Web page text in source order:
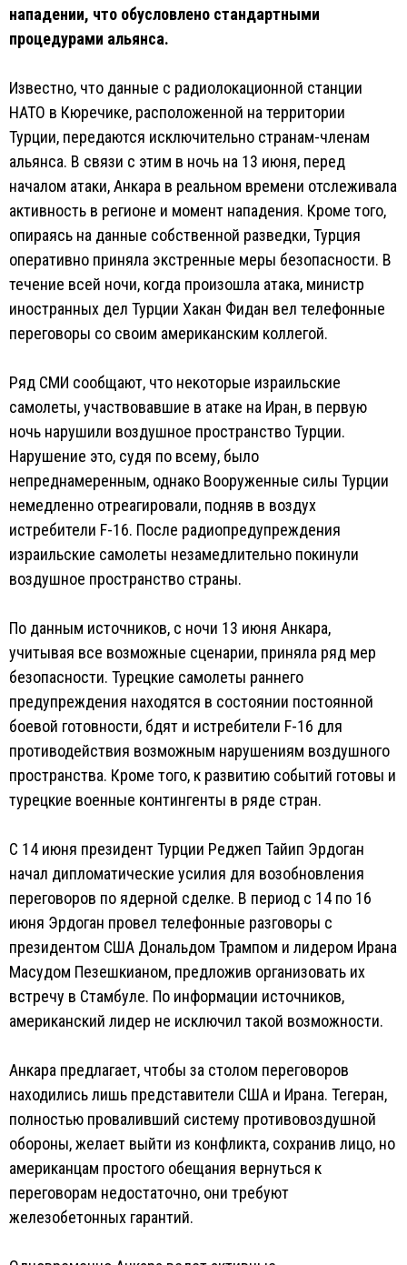
нападении, что обусловлено стандартными
процедурами альянса.
Известно, что данные с радиолокационной станции
НАТО в Кюречике, расположенной на территории
Турции, передаются исключительно странам-членам
альянса. В связи с этим в ночь на 13 июня, перед
началом атаки, Анкара в реальном времени отслеживала
активность в регионе и момент нападения. Кроме того,
опираясь на данные собственной разведки, Турция
оперативно приняла экстренные меры безопасности. В
течение всей ночи, когда произошла атака, министр
иностранных дел Турции Хакан Фидан вел телефонные
переговоры со своим американским коллегой.
Ряд СМИ сообщают, что некоторые израильские
самолеты, участвовавшие в атаке на Иран, в первую
ночь нарушили воздушное пространство Турции.
Нарушение это, судя по всему, было
непреднамеренным, однако Вооруженные силы Турции
немедленно отреагировали, подняв в воздух
истребители F-16. После радиопредупреждения
израильские самолеты незамедлительно покинули
воздушное пространство страны.
По данным источников, с ночи 13 июня Анкара,
учитывая все возможные сценарии, приняла ряд мер
безопасности. Турецкие самолеты раннего
предупреждения находятся в cостоянии постоянной
боевой готовности, бдят и истребители F-16 для
противодействия возможным нарушениям воздушного
пространства. Кроме того, к развитию событий готовы и
турецкие военные контингенты в ряде стран.
С 14 июня президент Турции Реджеп Тайип Эрдоган
начал дипломатические усилия для возобновления
переговоров по ядерной сделке. В период с 14 по 16
июня Эрдоган провел телефонные разговоры с
президентом США Дональдом Трампом и лидером Ирана
Масудом Пезешкианом, предложив организовать их
встречу в Стамбуле. По информации источников,
американский лидер не исключил такой возможности.
Анкара предлагает, чтобы за столом переговоров
находились лишь представители США и Ирана. Тегеран,
полностью проваливший систему противовоздушной
обороны, желает выйти из конфликта, сохранив лицо, но
американцам простого обещания вернуться к
переговорам недостаточно, они требуют
железобетонных гарантий.